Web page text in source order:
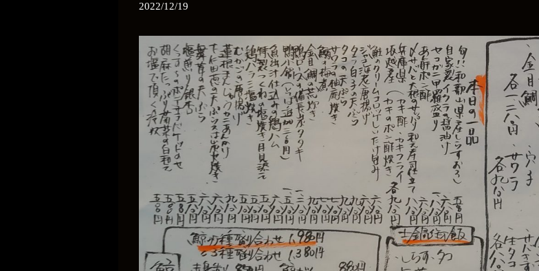
2022/12/19